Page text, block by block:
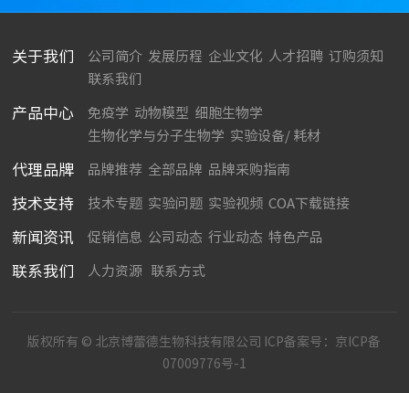
关于我们 公司简介 发展历程 企业文化 人才招聘 订购须知
联系我们
产品中心 免疫学 动物模型 细胞生物学
生物化学与分子生物学 实验设备/ 耗材
代理品牌 品牌推荐 全部品牌 品牌采购指南
技术支持 技术专题 实验问题 实验视频 COA下载链接
新闻资讯 促销信息 公司动态 行业动态 特色产品
联系我们 人力资源 联系方式
版权所有 © 北京博蕾德生物科技有限公司 ICP备案号： 京ICP备
07009776号-1